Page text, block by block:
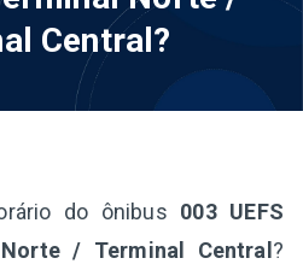
Central?
do ônibus 003 UEFS
/ Terminal Central?